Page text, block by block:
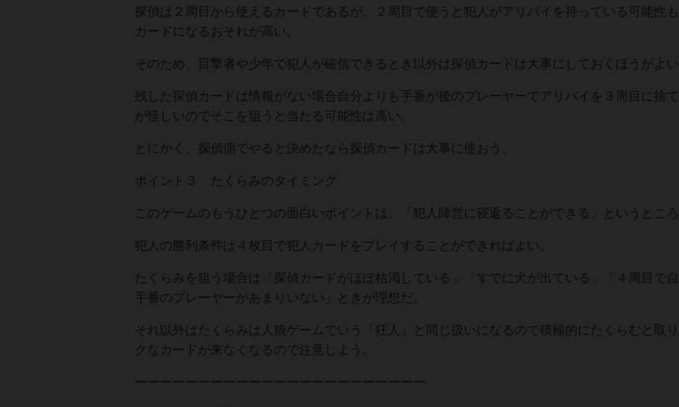
探偵は２周目から使えるカードであるが、２周目で使うと犯人がアリバイを持っている可能性
カードになるおそれが高い。
そのため、目撃者や少年で犯人が確信できるとき以外は探偵カードは大事にしておくほうがよい
残した探偵カードは情報がない場合自分よりも手番が後のプレーヤーでアリバイを３周目に捨
が怪しいのでそこを狙うと当たる可能性は高い。
とにかく、探偵側でやると決めたなら探偵カードは大事に使おう。
ポイント３ たくらみのタイミング
このゲームのもうひとつの面白いポイントは、「犯人陣営に寝返ることができる」というところ
犯人の勝利条件は４枚目で犯人カードをプレイすることができればよい。
たくらみを狙う場合は「探偵カードがほぼ枯渇している」「すでに犬が出ている」「４周目で
手番のプレーヤーがあまりいない」ときが理想だ。
それ以外はたくらみは人狼ゲームでいう「狂人」と同じ扱いになるので積極的にたくらむと取
クなカードが来なくなるので注意しよう。
ーーーーーーーーーーーーーーーーーーーーーーー